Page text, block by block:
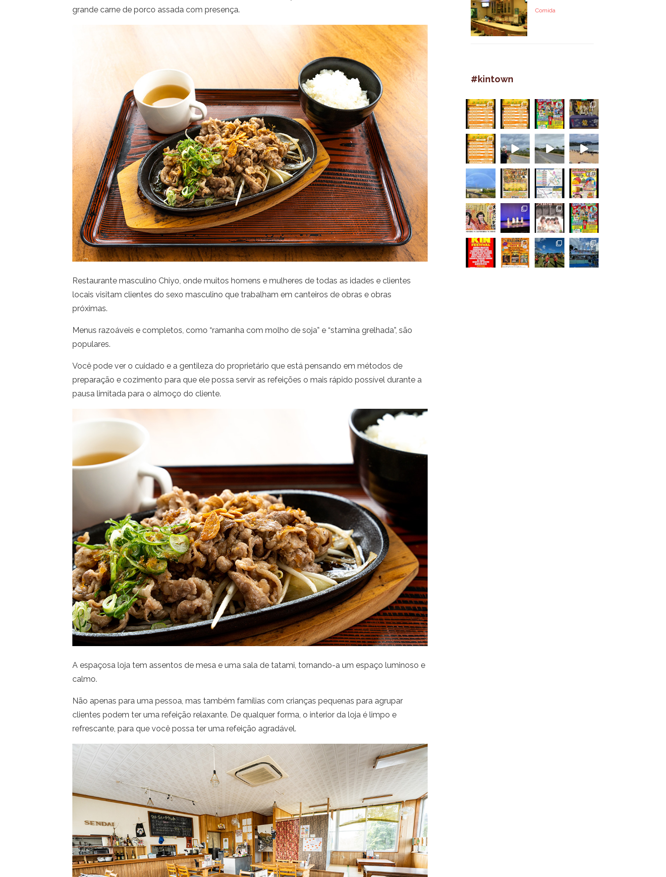
grande carne de porco assada com presença.
Restaurante masculino Chiyo, onde muitos homens e mulheres de todas as idades e clientes
locais visitam clientes do sexo masculino que trabalham em canteiros de obras e obras
próximas.
Menus razoáveis e completos, como “ramanha com molho de soja” e “stamina grelhada”, são
populares.
Você pode ver o cuidado e a gentileza do proprietário que está pensando em métodos de
preparação e cozimento para que ele possa servir as refeições o mais rápido possível durante a
pausa limitada para o almoço do cliente.
A espaçosa loja tem assentos de mesa e uma sala de tatami, tornando-a um espaço luminoso e
calmo.
Não apenas para uma pessoa, mas também famílias com crianças pequenas para agrupar
clientes podem ter uma refeição relaxante. De qualquer forma, o interior da loja é limpo e
refrescante, para que você possa ter uma refeição agradável.
Comida
#kintown